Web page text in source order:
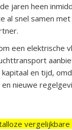
jaren heen
al snel samen met
een elektrische
en tijd,
nieuwe
vergelijkbare